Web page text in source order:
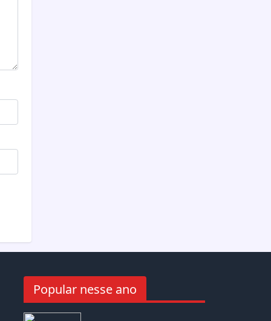
Popular nesse ano